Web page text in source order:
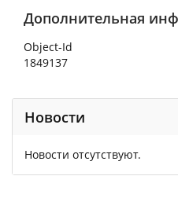
Дополнительная
Object-Id
1849137
Новости
Новости отсутствуют.